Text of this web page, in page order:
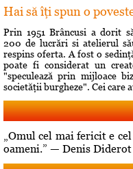
Hai să îţi spun o
Prin 1951 Brâncusi a dorit
200 de lucrări si atelierul
respins oferta. A fost o
poate fi considerat un
"speculează prin mijloace
societăţii burgheze". Cei care
„Omul cel mai fericit e
oameni.” — Denis Diderot